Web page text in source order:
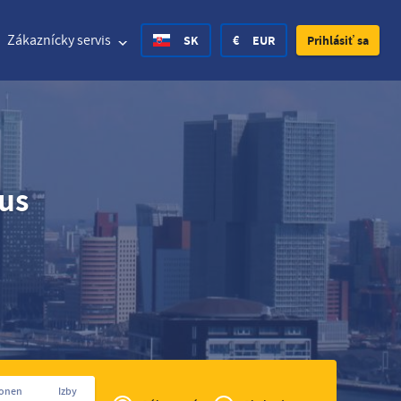
Zákaznícky servis SK
Nemecký
Spanish
Croatian
Finnish
Czech
€ EUR
States Dollar British Pound
Dollar £ British Pound
Krone Rs.
zł Poland Zloty
Krona CHF Switzerland Franc
Prihlásiť sa
Izby